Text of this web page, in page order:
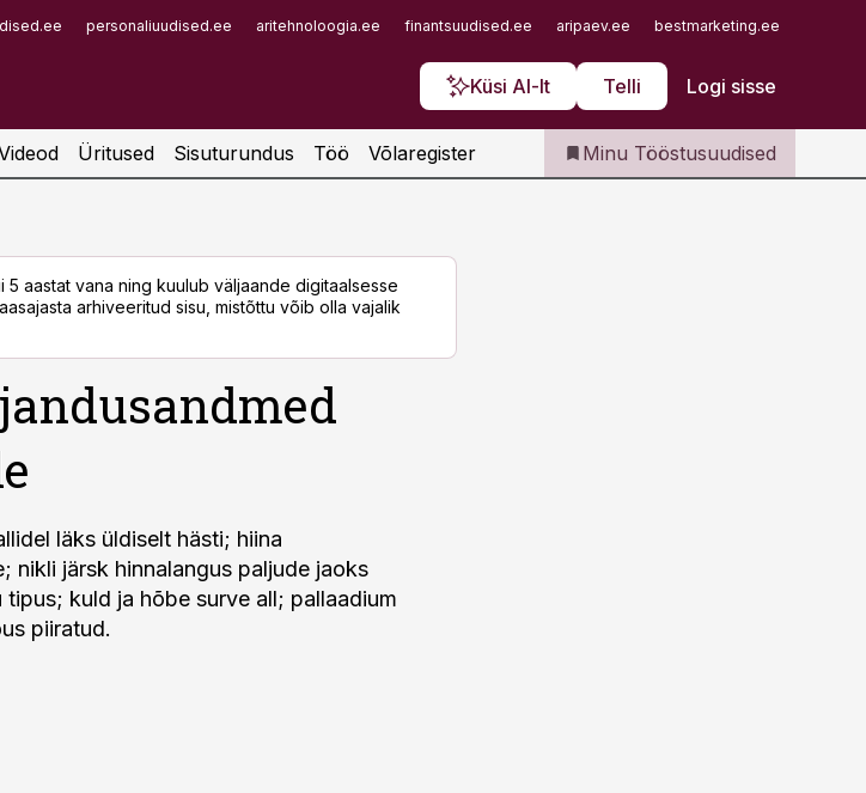
personaliuudised.ee aritehnoloogia.ee finantsuudised.ee aripaev.ee bestmarketing.ee
Küsi AI-lt Telli Logi sisse
Iseteenindus
Telli Tööstusuudised
Üritused Sisuturundus Töö Võlaregister Minu Tööstusuudised
5 aastat vana ning kuulub väljaande digitaalsesse
arhiveeritud sisu, mistõttu võib olla vajalik
läks üldiselt hästi; hiina
nikli järsk hinnalangus paljude jaoks
kuld ja hõbe surve all; pallaadium
piiratud.